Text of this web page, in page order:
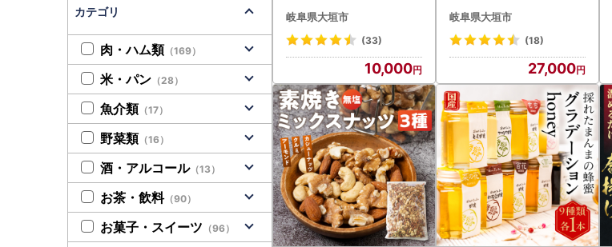
岐阜県大垣市
(33)
10,000
クスナッツ
岐阜県大垣市
(18)
27,000
カテゴリ
肉・ハム類 （169）
米・パン （28）
魚介類 （17）
野菜類 （16）
酒・アルコール（13）
お茶・飲料（90）
お菓子・スイーツ （96）